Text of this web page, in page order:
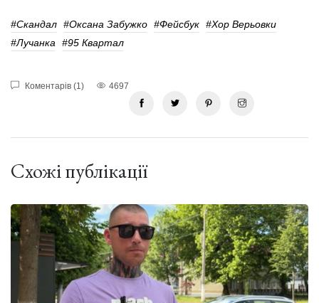
#Скандал #оксана Забужко #фейсбук #хор Верьовки
#лучанка
#95 Квартал
Коментарів (1) 4697
Схожі публікації